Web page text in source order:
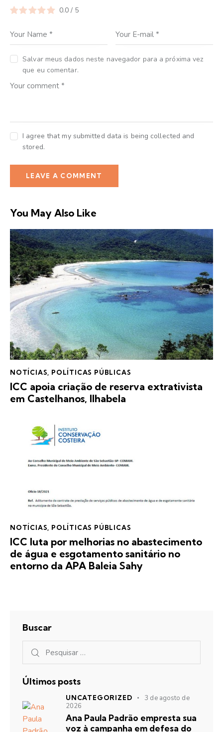
0.0 / 5
Salvar meus dados neste navegador para a próxima vez
que eu comentar.
I agree that my submitted data is being collected and
stored.
You May Also Like
NOTÍCIAS POLÍTICAS PÚBLICAS
ICC apoia criação de reserva extrativista
em Castelhanos, Ilhabela
NOTÍCIAS POLÍTICAS PÚBLICAS
ICC luta por melhorias no abastecimento
de água e esgotamento sanitário no
entorno da APA Baleia Sahy
Buscar
Últimos posts
UNCATEGORIZED
3 de agosto de
2026
Ana Paula Padrão empresta sua
voz à campanha em defesa do